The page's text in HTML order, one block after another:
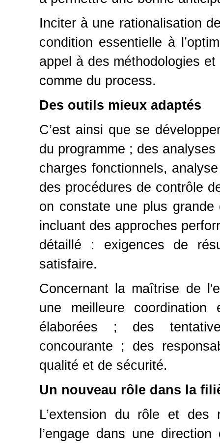
Inciter à une rationalisation
condition essentielle à
appel à des méthodologies
comme du process.
Des outils mieux adaptés
C’est ainsi que se
du programme ; des
charges fonctionnels,
des procédures de contrôle
on constate une plus
incluant des approches
détaillé : exigences de
satisfaire.
Concernant la maîtrise de
une meilleure
élaborées ; des
concourante ; des
qualité et de sécurité.
Un nouveau rôle dans la
L’extension du rôle et des
l’engage dans une